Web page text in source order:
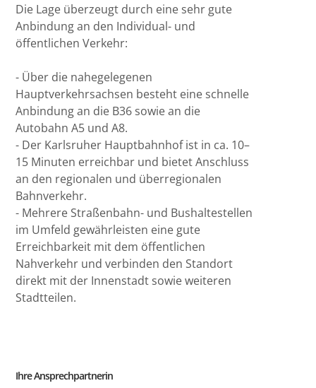
Die Lage überzeugt durch eine sehr gute
Anbindung an den Individual- und
öffentlichen Verkehr:
- Über die nahegelegenen
Hauptverkehrsachsen besteht eine schnelle
Anbindung an die B36 sowie an die
Autobahn A5 und A8.
- Der Karlsruher Hauptbahnhof ist in ca. 10–
15 Minuten erreichbar und bietet Anschluss
an den regionalen und überregionalen
Bahnverkehr.
- Mehrere Straßenbahn- und Bushaltestellen
im Umfeld gewährleisten eine gute
Erreichbarkeit mit dem öffentlichen
Nahverkehr und verbinden den Standort
direkt mit der Innenstadt sowie weiteren
Stadtteilen.
Ihre Ansprechpartnerin